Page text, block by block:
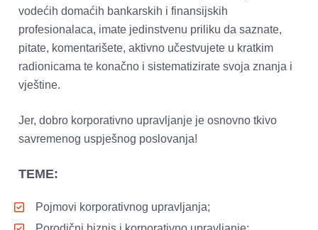
vodećih domaćih bankarskih i finansijskih
profesionalaca, imate jedinstvenu priliku da saznate,
pitate, komentarišete, aktivno učestvujete u kratkim
radionicama te konačno i sistematizirate svoja znanja i
vještine.
Jer, dobro korporativno upravljanje je osnovno tkivo
savremenog uspješnog poslovanja!
TEME:
Pojmovi korporativnog upravljanja;